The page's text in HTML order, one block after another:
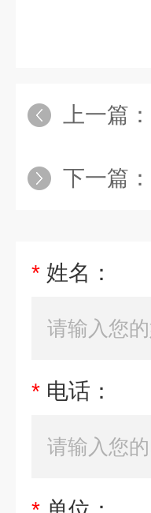
上一篇：
下一篇：
* 姓名：
* 电话：